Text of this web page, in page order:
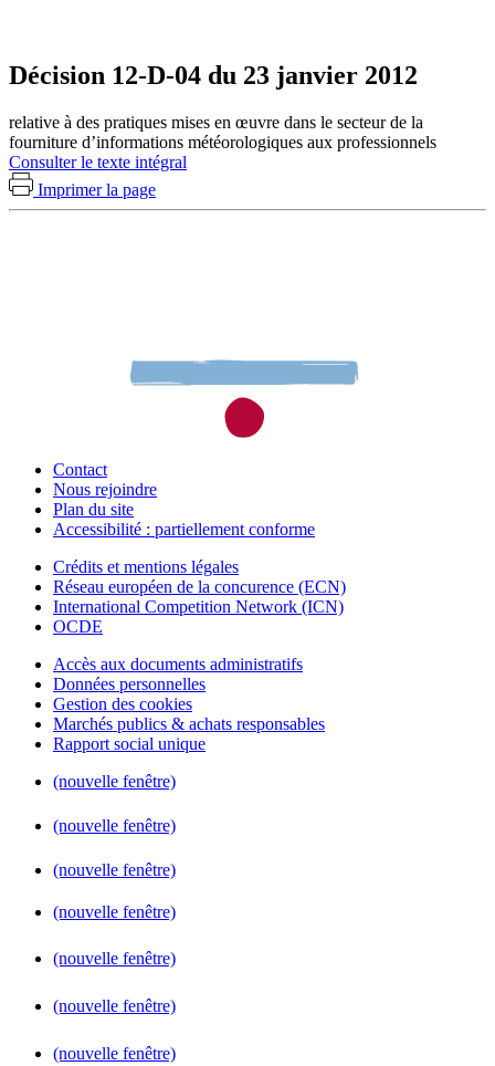
Décision 12-D-04 du 23 janvier 2012
relative à des pratiques mises en œuvre dans le secteur de la
fourniture d’informations météorologiques aux professionnels
Consulter le texte intégral
Imprimer la page
Contact
Nous rejoindre
Plan du site
Accessibilité : partiellement conforme
Crédits et mentions légales
Réseau européen de la concurence (ECN)
International Competition Network (ICN)
OCDE
Accès aux documents administratifs
Données personnelles
Gestion des cookies
Marchés publics & achats responsables
Rapport social unique
(nouvelle fenêtre)
(nouvelle fenêtre)
(nouvelle fenêtre)
(nouvelle fenêtre)
(nouvelle fenêtre)
(nouvelle fenêtre)
(nouvelle fenêtre)